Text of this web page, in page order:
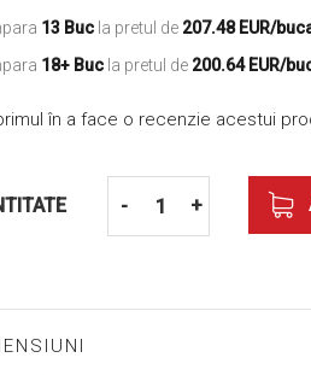
13 Buc la pretul de 207.48 EUR/
18+ Buc la pretul de 200.64 EUR/
în a face o recenzie acestui
- +